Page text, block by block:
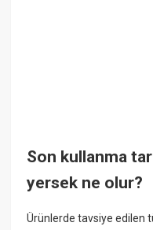
Son kullanma
yersek ne olur?
Ürünlerde tavsiye edilen